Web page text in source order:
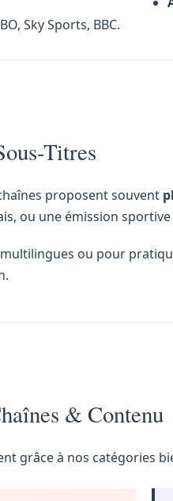
Sky Sports, BBC.
Titres
proposent souvent
ou une émission
multilingues ou pour
& Contenu
grâce à nos catégories